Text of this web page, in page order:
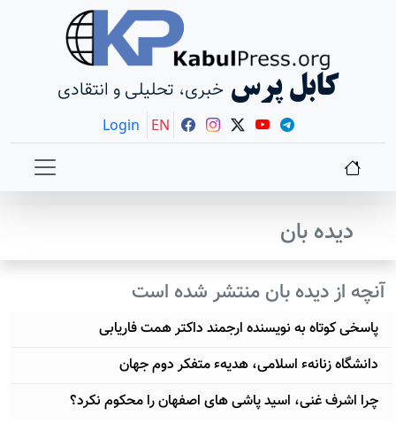
کابل پرس خبری، تحلیلی و انتقادی
Login EN
دیده بان
آنچه از دیده بان منتشر شده است
پاسخی کوتاه به نویسنده ارجمند داکتر همت فاریابی
دانشگاه زنانهء اسلامی، هدیهء متفکر دوم جهان
چرا اشرف غنی، اسید پاشی های اصفهان را محکوم نکرد؟